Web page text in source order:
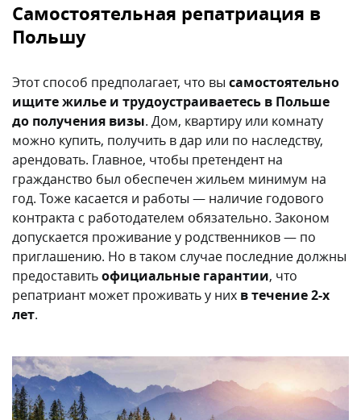
Самостоятельная репатриация в
Польшу
Этот способ предполагает, что вы самостоятельно
ищите жилье и трудоустраиваетесь в Польше
до получения визы. Дом, квартиру или комнату
можно купить, получить в дар или по наследству,
арендовать. Главное, чтобы претендент на
гражданство был обеспечен жильем минимум на
год. Тоже касается и работы — наличие годового
контракта с работодателем обязательно. Законом
допускается проживание у родственников — по
приглашению. Но в таком случае последние должны
предоставитьофициальные гарантии, что
репатриант может проживать у них в течение 2-х
лет.